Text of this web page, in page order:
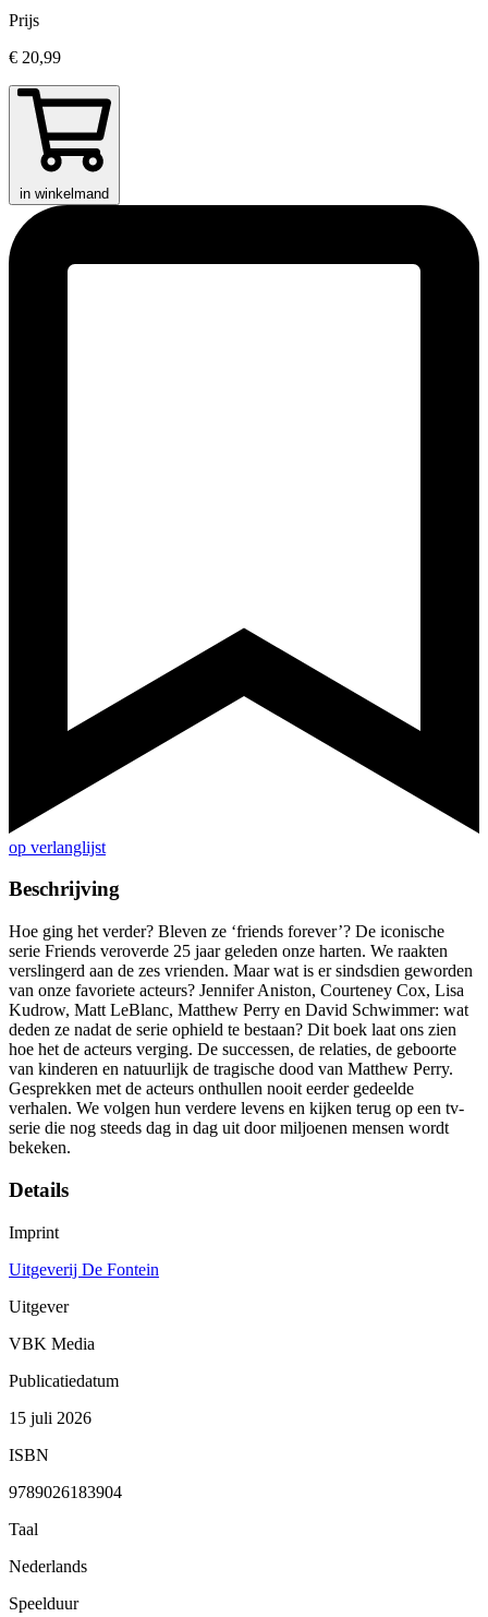
Prijs
€ 20,99
in winkelmand
op verlanglijst
Beschrijving
Hoe ging het verder? Bleven ze ‘friends forever’? De iconische
serie Friends veroverde 25 jaar geleden onze harten. We raakten
verslingerd aan de zes vrienden. Maar wat is er sindsdien geworden
van onze favoriete acteurs? Jennifer Aniston, Courteney Cox, Lisa
Kudrow, Matt LeBlanc, Matthew Perry en David Schwimmer: wat
deden ze nadat de serie ophield te bestaan? Dit boek laat ons zien
hoe het de acteurs verging. De successen, de relaties, de geboorte
van kinderen en natuurlijk de tragische dood van Matthew Perry.
Gesprekken met de acteurs onthullen nooit eerder gedeelde
verhalen. We volgen hun verdere levens en kijken terug op een tv-
serie die nog steeds dag in dag uit door miljoenen mensen wordt
bekeken.
Details
Imprint
Uitgeverij De Fontein
Uitgever
VBK Media
Publicatiedatum
15 juli 2026
ISBN
9789026183904
Taal
Nederlands
Speelduur